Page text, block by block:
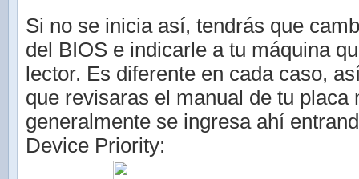
Si no se inicia así, tendrás que
del BIOS e indicarle a tu máquina
lector. Es diferente en cada caso,
que revisaras el manual de tu placa
generalmente se ingresa ahí
Device Priority: